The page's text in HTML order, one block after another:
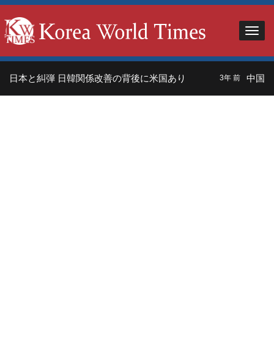
本と糾弾 日韓関係改善の背後に米国あり 3年 前 中国人